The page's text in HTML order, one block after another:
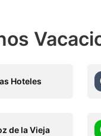
Hoteles
de la Vieja